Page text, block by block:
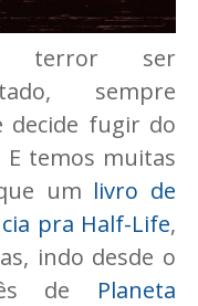
terror ser
sempre
decide fugir do
temos muitas
um livro de
pra Half-Life,
indo desde o
de Planeta